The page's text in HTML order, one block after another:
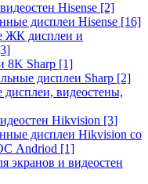
Hisense [2]
дисплеи Hisense [16]
ЖК дисплеи и
8K Sharp [1]
дисплеи Sharp [2]
видеостены,
Hikvision [3]
дисплеи Hikvision со
Andriod [1]
экранов и видеостен